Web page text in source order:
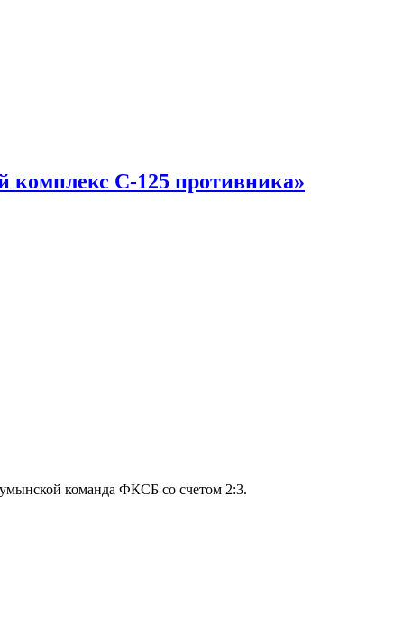
комплекс С-125 противника»
команда ФКСБ со счетом 2:3.